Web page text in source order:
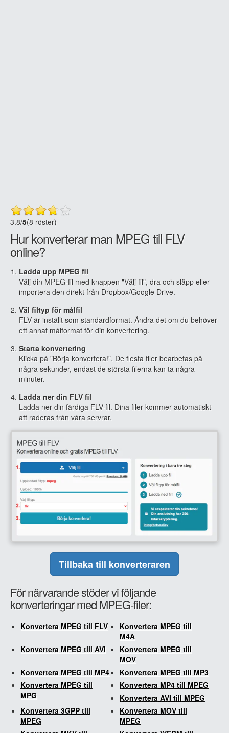
3.8/5(8 röster)
Hur konverterar man MPEG till FLV
online?
Ladda upp MPEG fil
Välj din MPEG-fil med knappen "Välj fil", dra och släpp eller
importera den direkt från Dropbox/Google Drive.
Väl filtyp för målfil
FLV är inställt som standardformat. Ändra det om du behöver
ett annat målformat för din konvertering.
Starta konvertering
Klicka på "Börja konvertera!". De flesta filer bearbetas på
några sekunder, endast de största filerna kan ta några
minuter.
Ladda ner din FLV fil
Ladda ner din färdiga FLV-fil. Dina filer kommer automatiskt
att raderas från våra servrar.
Tillbaka till konverteraren
För närvarande stöder vi följande
konverteringar med MPEG-filer:
Konvertera MPEG till FLV
Konvertera MPEG till
M4A
Konvertera MPEG till AVI
Konvertera MPEG till
MOV
Konvertera MPEG till MP4
Konvertera MPEG till MP3
Konvertera MPEG till
MPG
Konvertera MP4 till MPEG
Konvertera AVI till MPEG
Konvertera 3GPP till
MPEG
Konvertera MOV till
MPEG